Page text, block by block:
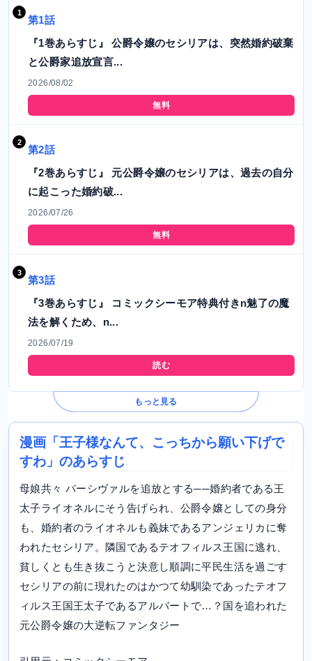
第1話
『1巻あらすじ』 公爵令嬢のセシリアは、突然婚約破棄
と公爵家追放宣言...
2026/08/02
無料
第2話
『2巻あらすじ』 元公爵令嬢のセシリアは、過去の自分
に起こった婚約破...
2026/07/26
無料
第3話
『3巻あらすじ』 コミックシーモア特典付きn魅了の魔
法を解くため、n...
2026/07/19
読む
もっと見る
漫画「王子様なんて、こっちから願い下げで
すわ」のあらすじ
母娘共々 パーシヴァルを追放とする──婚約者である王
太子ライオネルにそう告げられ、公爵令嬢としての身分
も、婚約者のライオネルも義妹であるアンジェリカに奪
われたセシリア。隣国であるテオフィルス王国に逃れ、
貧しくとも生き抜こうと決意し順調に平民生活を過ごす
セシリアの前に現れたのはかつて幼馴染であったテオフ
ィルス王国王太子であるアルバートで…？国を追われた
元公爵令嬢の大逆転ファンタジー